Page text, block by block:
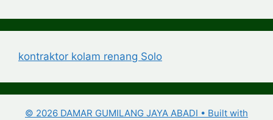
kontraktor kolam renang Solo
© 2026 DAMAR GUMILANG JAYA ABADI • Built with